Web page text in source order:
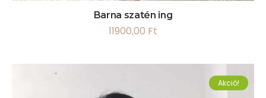
Barna szatén ing
11900,00 Ft
Akció!